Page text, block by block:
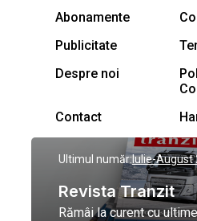
Abonamente
Publicitate
Despre noi
Contact
Ultimul număr:Iulie-August
Revista Tranzit
Rămâi la curent cu